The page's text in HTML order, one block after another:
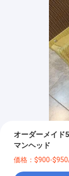
オーダーメイド
マンヘッド
価格：$900-